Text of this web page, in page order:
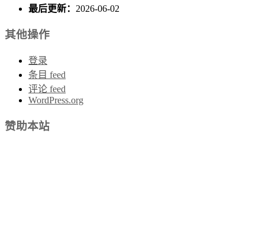
最后更新： 2026-06-02
其他操作
登录
条目 feed
评论 feed
WordPress.org
赞助本站